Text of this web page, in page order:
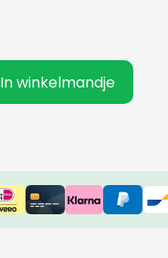
In winkelmandje